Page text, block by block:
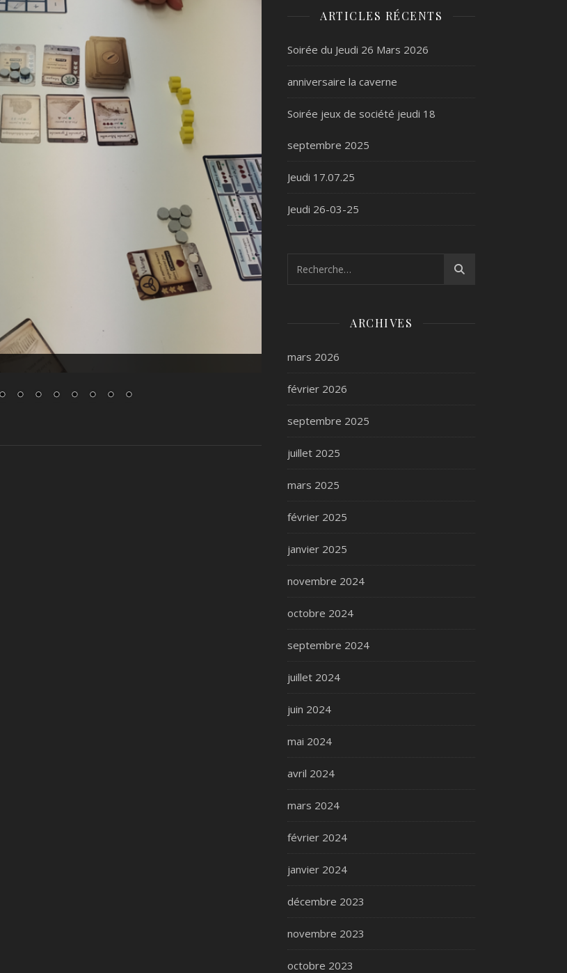
ARTICLES RÉCENTS
Soirée du Jeudi 26 Mars 2026
anniversaire la caverne
Soirée jeux de société jeudi 18
septembre 2025
Jeudi 17.07.25
Jeudi 26-03-25
ARCHIVES
mars 2026
février 2026
septembre 2025
juillet 2025
mars 2025
février 2025
janvier 2025
novembre 2024
octobre 2024
septembre 2024
juillet 2024
juin 2024
mai 2024
avril 2024
mars 2024
février 2024
janvier 2024
décembre 2023
novembre 2023
octobre 2023